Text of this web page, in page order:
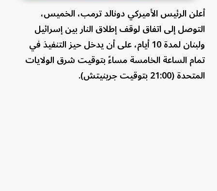
أعلن الرئيس الأميركي دونالد ترمب، الخميس،
التوصل إلى اتفاق لوقف إطلاق النار بين إسرائيل
ولبنان لمدة 10 أيام، على أن يدخل حيز التنفيذ في
تمام الساعة الخامسة مساءً بتوقيت شرق الولايات
المتحدة (21:00 بتوقيت جرينيتش).